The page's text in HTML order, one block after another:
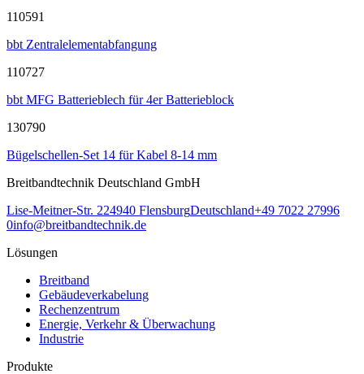
110591
bbt Zentralelementabfangung
110727
bbt MFG Batterieblech für 4er Batterieblock
130790
Bügelschellen-Set 14 für Kabel 8-14 mm
Breitbandtechnik Deutschland GmbH
Lise-Meitner-Str. 224940 FlensburgDeutschland+49 7022 27996
0info@breitbandtechnik.de
Lösungen
Breitband
Gebäudeverkabelung
Rechenzentrum
Energie, Verkehr & Überwachung
Industrie
Produkte